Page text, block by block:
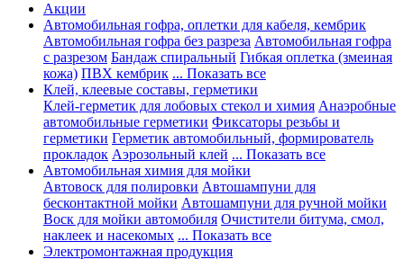
Акции
Автомобильная гофра, оплетки для кабеля, кембрик
Автомобильная гофра без разреза Автомобильная гофра
с разрезом Бандаж спиральный Гибкая оплетка (змеиная
кожа) ПВХ кембрик ... Показать все
Клей, клеевые составы, герметики
Клей-герметик для лобовых стекол и химия Анаэробные
автомобильные герметики Фиксаторы резьбы и
герметики Герметик автомобильный, формирователь
прокладок Аэрозольный клей ... Показать все
Автомобильная химия для мойки
Автовоск для полировки Автошампуни для
бесконтактной мойки Автошампуни для ручной мойки
Воск для мойки автомобиля Очистители битума, смол,
наклеек и насекомых ... Показать все
Электромонтажная продукция